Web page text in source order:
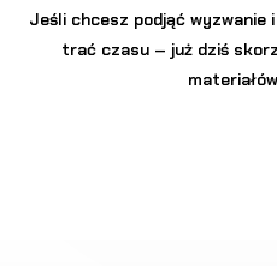
Jeśli chcesz podjąć wyzwanie
trać czasu – już dziś